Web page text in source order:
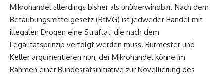
Mikrohandel allerdings bisher als unüberwindbar. Nach dem
Betäubungsmittelgesetz (BtMG) ist jedweder Handel mit
illegalen Drogen eine Straftat, die nach dem
Legalitätsprinzip verfolgt werden muss. Burmester und
Keller argumentieren nun, der Mikrohandel könne im
Rahmen einer Bundesratsinitiative zur Novellierung des